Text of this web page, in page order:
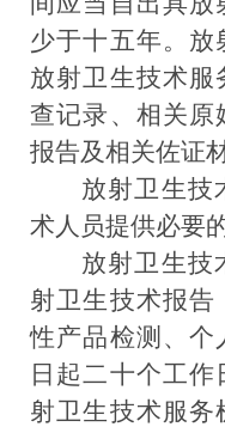
少于十五年。
放射卫生技术服
查记录、相关原
报告及相关佐证
放射卫生技
术人员提供必要
放射卫生技
射卫生技术报告
性产品检测、个
日起二十个工
射卫生技术服务